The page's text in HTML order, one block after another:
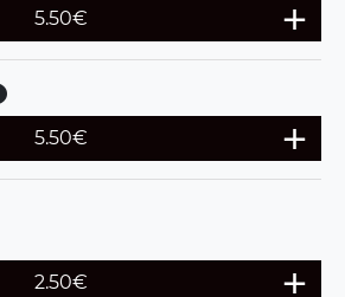
5.50€
5.50€
2.50€